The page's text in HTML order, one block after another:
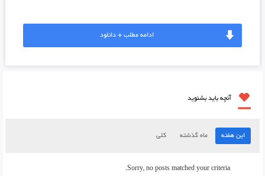
ادامه مطلب + دانلود
آنچه باید بشنوید
این هفته ماه گذشته کلی
Sorry, no posts matched your criteria.